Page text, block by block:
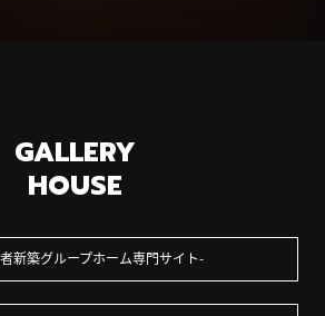
GALLERY
HOUSE
新築グループホーム専門サイト